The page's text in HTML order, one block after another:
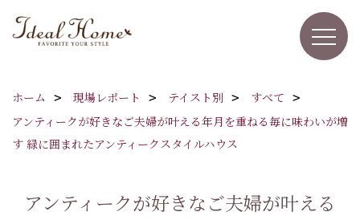
ホーム 現場レポート テイスト別
すべて
アンティークが好きなご夫婦が叶える年月を重ねる毎に味わいが増
す 緑に囲まれたアンティークスタイルハウス
アンティークが好きなご夫婦が叶える